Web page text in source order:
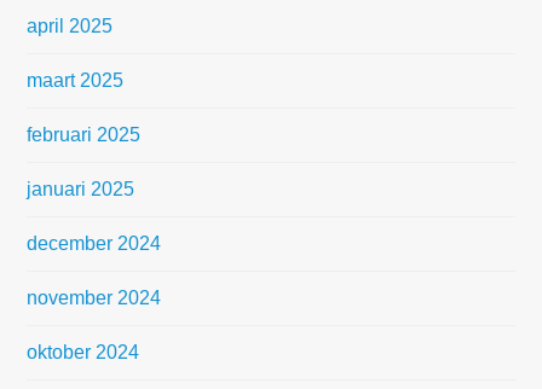
april 2025
maart 2025
februari 2025
januari 2025
december 2024
november 2024
oktober 2024